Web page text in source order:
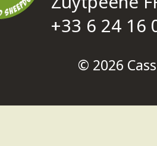
+33 6 24 16
© 2026